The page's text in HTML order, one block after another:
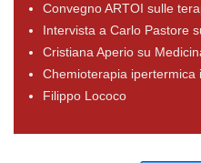
Convegno ARTOI sulle
Intervista a Carlo Pastore
Cristiana Aperio su
Chemioterapia ipertermica
Filippo Lococo